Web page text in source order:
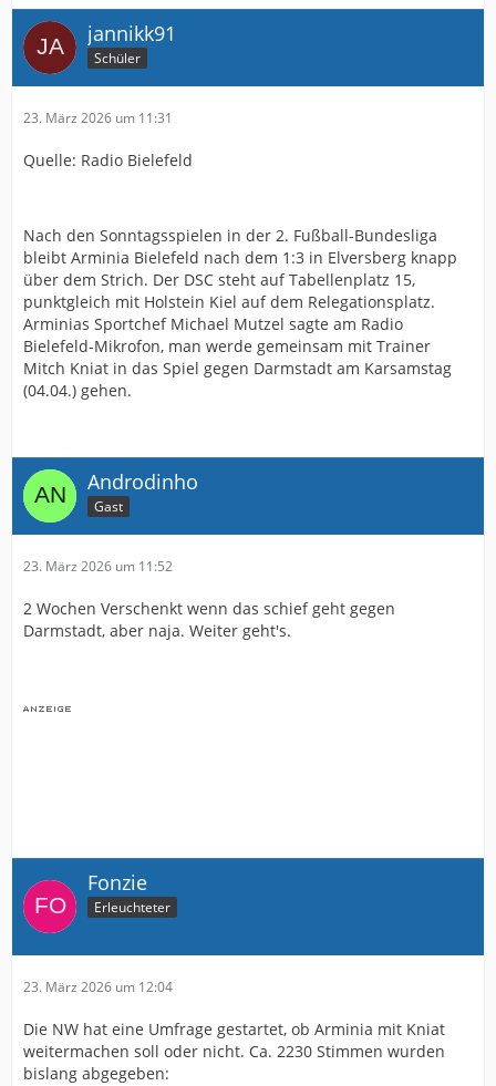
jannikk91
Schüler
23. März 2026 um 11:31
Quelle: Radio Bielefeld
Nach den Sonntagsspielen in der 2. Fußball-Bundesliga
bleibt Arminia Bielefeld nach dem 1:3 in Elversberg knapp
über dem Strich. Der DSC steht auf Tabellenplatz 15,
punktgleich mit Holstein Kiel auf dem Relegationsplatz.
Arminias Sportchef Michael Mutzel sagte am Radio
Bielefeld-Mikrofon, man werde gemeinsam mit Trainer
Mitch Kniat in das Spiel gegen Darmstadt am Karsamstag
(04.04.) gehen.
Androdinho
Gast
23. März 2026 um 11:52
2 Wochen Verschenkt wenn das schief geht gegen
Darmstadt, aber naja. Weiter geht's.
Fonzie
Erleuchteter
23. März 2026 um 12:04
Die NW hat eine Umfrage gestartet, ob Arminia mit Kniat
weitermachen soll oder nicht. Ca. 2230 Stimmen wurden
bislang abgegeben: